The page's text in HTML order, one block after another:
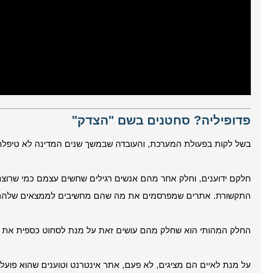
פדופיליה? סחטנים בשם "הצדק"
בשל לקות בפעולת המערכת, והעובדה שבמשך שנים המדינה לא טיפלה
חלקם ידוענים, וחלק אחר מהם אנשים רגילים שחשים עצמם כמי
התקשורת. אתרים שמפרסמים את מה שהם מחשיבים לממצאים
החלק המהותי הוא שחלק מהם עושים זאת על מנת לסחוט כספית את
על מנת לאיים הם מציגים, לא פעם, אתר אינטרנט וטוענים שהוא